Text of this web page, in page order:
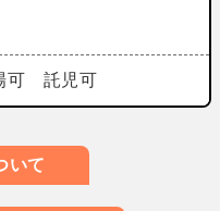
可 託児可
いて